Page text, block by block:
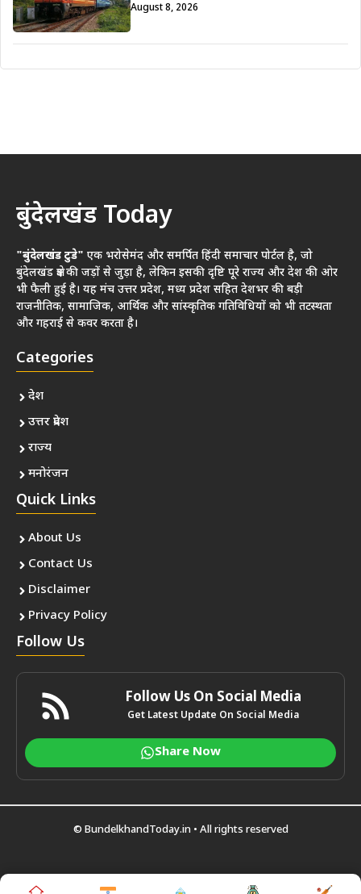
August 8, 2026
बुंदेलखंड Today
"बुंदेलखंड टुडे" एक भरोसेमंद और समर्पित हिंदी समाचार पोर्टल है, जो
बुंदेलखंड क्षेत्र की जड़ों से जुड़ा है, लेकिन इसकी दृष्टि पूरे राज्य और देश की ओर
भी फैली हुई है। यह मंच उत्तर प्रदेश, मध्य प्रदेश सहित देशभर की बड़ी
राजनीतिक, सामाजिक, आर्थिक और सांस्कृतिक गतिविधियों को भी तटस्थता
और गहराई से कवर करता है।
Categories
देश
उत्तर प्रदेश
राज्य
मनोरंजन
Quick Links
About Us
Contact Us
Disclaimer
Privacy Policy
Follow Us
Follow Us On Social Media
Get Latest Update On Social Media
Share Now
© BundelkhandToday.in • All rights reserved